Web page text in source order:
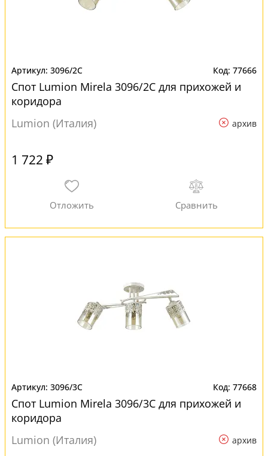
3096/2C 77666
Спот Lumion Mirela 3096/2C для прихожей и
коридора
Lumion (Италия)
архив
1 722 ₽
3096/3C 77668
Спот Lumion Mirela 3096/3C для прихожей и
коридора
Lumion (Италия)
архив